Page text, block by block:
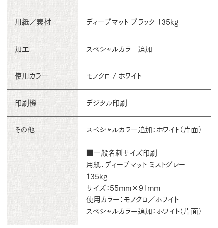
用紙／素材 ディープマット ブラック 135kg
加工 スペシャルカラー追加
使用カラー モノクロ / ホワイト
印刷機 デジタル印刷
その他 スペシャルカラー追加：ホワイト（片面）
■一般名刺サイズ印刷
用紙：ディープマット ミストグレー
135kg
サイズ：55mm×91mm
使用カラー：モノクロ／ホワイト
スペシャルカラー追加：ホワイト（片面）